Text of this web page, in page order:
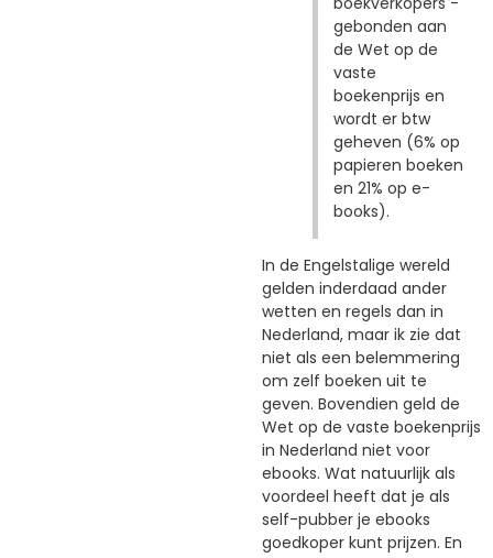
gebonden aan
de Wet op de
vaste
boekenprijs en
wordt er btw
geheven (6% op
papieren boeken
en 21% op e-
books).
In de Engelstalige wereld
gelden inderdaad ander
wetten en regels dan in
Nederland, maar ik zie dat
niet als een belemmering
om zelf boeken uit te
geven. Bovendien geld de
Wet op de vaste boekenprijs
in Nederland niet voor
ebooks. Wat natuurlijk als
voordeel heeft dat je als
self-pubber je ebooks
goedkoper kunt prijzen. En